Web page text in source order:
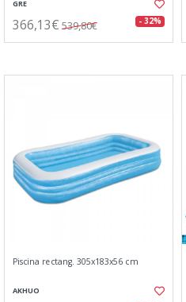
GRE
366,13€ 539,80€ - 32%
Piscina rectang. 305x183x56 cm
AKHUO